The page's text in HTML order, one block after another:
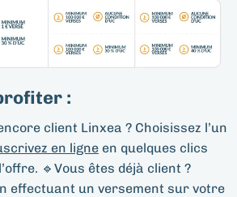
:
client Linxea ? Choisissez l’un
en ligne en quelques clics
🔹Vous êtes déjà client ?
effectuant un versement sur votre